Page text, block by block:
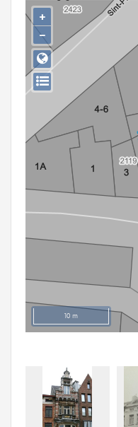
Downloads
Hergebruik
Aanmelden
10 m
+
−